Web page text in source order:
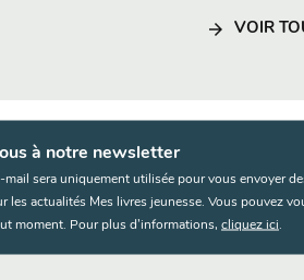
arrow_forward VOIR
à notre newsletter
mail sera uniquement utilisée pour vous envoyer
les actualités Mes livres jeunesse. Vous pouvez
moment. Pour plus d’informations, cliquez ici.